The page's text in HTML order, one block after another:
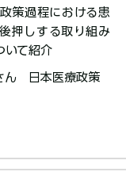
策過程における患
押しする取り組み
いて紹介
ん 日本医療政策